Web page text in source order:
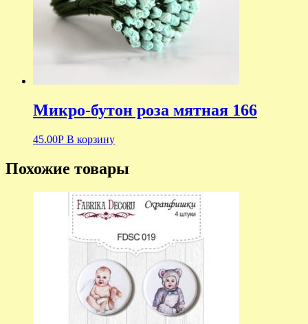
Микро-бутон роза мятная 166
45.00Р В корзину
Похожие товары